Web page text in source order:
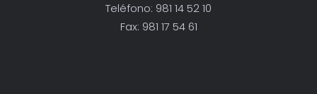
Teléfono: 981 14 52 10
Fax: 981 17 54 61